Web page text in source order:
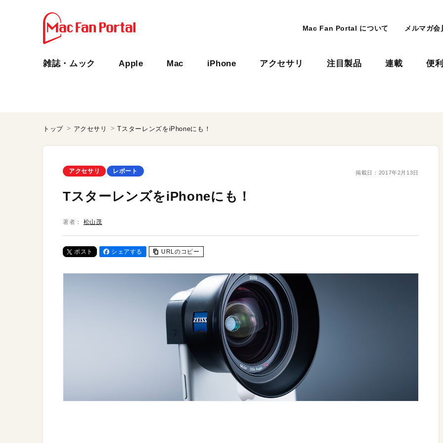
Mac Fan Portal について メルマガ会
雑誌・ムック Apple Mac iPhone アクセサリ 注目製品 連載 便
トップ アクセサリ TスターレンズをiPhoneにも！
アクセサリ レポート 掲載日： 2017年2月13日
TスターレンズをiPhoneにも！
著者： 松山茂
ポスト シェアする URLのコピー